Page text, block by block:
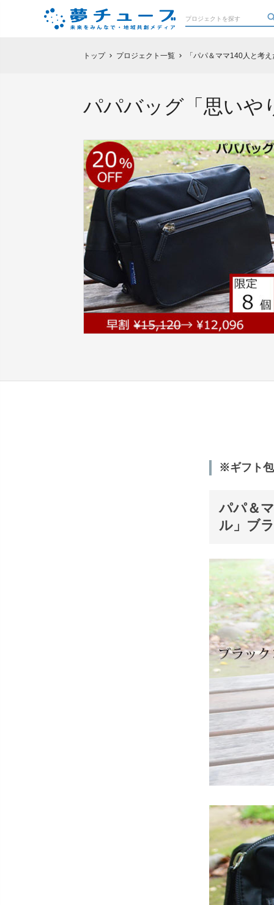
トップ chevron_right プロジェクト一覧 chevron_right 「パパ＆ママ140人と考
パパバッグ「思いや
※ギフト包
パパ＆
ル」ブ